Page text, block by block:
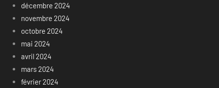
décembre 2024
novembre 2024
octobre 2024
mai 2024
avril 2024
mars 2024
février 2024